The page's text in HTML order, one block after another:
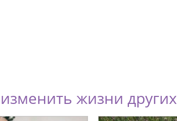
жизни других